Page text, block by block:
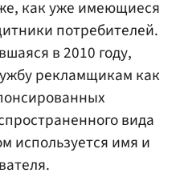
как уже имеющиеся
потребителей.
в 2010 году,
рекламщикам как
вида
используется имя и